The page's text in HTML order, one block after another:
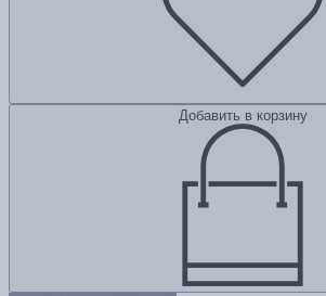
Добавить в корзину